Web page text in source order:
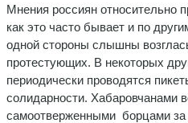
Мнения россиян относительно
как это часто бывает и по
одной стороны слышны
протестующих. В некоторых
периодически проводятся
солидарности. Хабаровчанами
самоотверженными борцами за